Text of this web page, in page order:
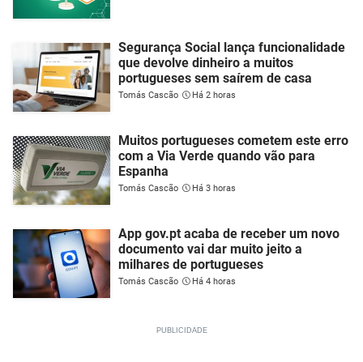
Segurança Social lança funcionalidade
que devolve dinheiro a muitos
portugueses sem saírem de casa
Tomás Cascão Há 2 horas
Muitos portugueses cometem este erro
com a Via Verde quando vão para
Espanha
Tomás Cascão Há 3 horas
App gov.pt acaba de receber um novo
documento vai dar muito jeito a
milhares de portugueses
Tomás Cascão Há 4 horas